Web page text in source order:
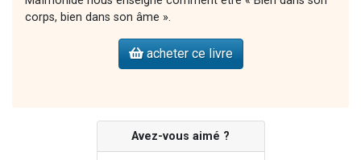
corps, bien dans son âme ».
acheter ce livre
Avez-vous aimé ?